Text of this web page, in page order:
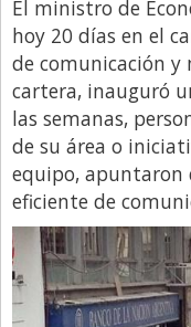
Economía
El Experto
El Innovador
El Precio Que Yo Ví
Entrevista
Entrevista Exclusiva
Finanzas
Gastronomia
El ministro de
hoy 20 días en el
de comunicación
cartera, inauguró
las semanas,
de su área o
equipo, apuntaron
eficiente de